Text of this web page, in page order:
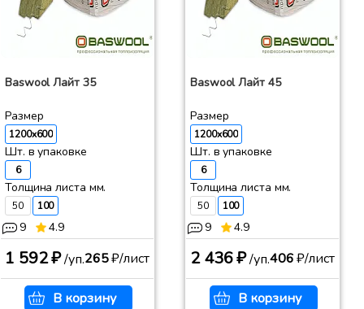
Baswool Лайт 35
Размер
1200x600
Шт. в упаковке
6
Толщина листа мм.
50 100
9 4.9
1 592 ₽/уп.265₽/лист
В корзину
Baswool Лайт 45
Размер
1200x600
Шт. в упаковке
6
Толщина листа мм.
50 100
9 4.9
2 436 ₽/уп.406₽/лист
В корзину